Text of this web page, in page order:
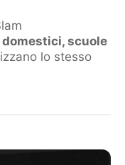
scuole
lo stesso